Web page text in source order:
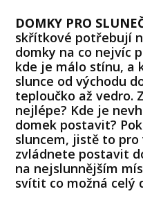
DOMKY PRO
skřítkové potřebují
domky na co nejvíc
kde je málo stínu, a
slunce od východu
teploučko až vedro.
nejlépe? Kde je
domek postavit?
sluncem, jistě to pro
zvládnete postavit
na nejslunnějším
svítit co možná celý